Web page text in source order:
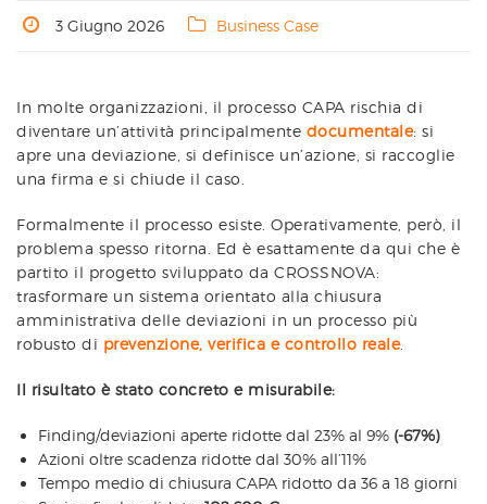
3 Giugno 2026 Business Case
In molte organizzazioni, il processo CAPA rischia di
diventare un’attività principalmente documentale: si
apre una deviazione, si definisce un’azione, si raccoglie
una firma e si chiude il caso.
Formalmente il processo esiste. Operativamente, però, il
problema spesso ritorna. Ed è esattamente da qui che è
partito il progetto sviluppato da CROSSNOVA:
trasformare un sistema orientato alla chiusura
amministrativa delle deviazioni in un processo più
robusto di prevenzione, verifica e controllo reale.
Il risultato è stato concreto e misurabile:
Finding/deviazioni aperte ridotte dal 23% al 9% (-67%)
Azioni oltre scadenza ridotte dal 30% all’11%
Tempo medio di chiusura CAPA ridotto da 36 a 18 giorni